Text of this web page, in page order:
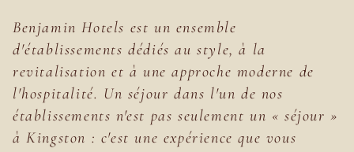
Benjamin Hotels est un ensemble
d'établissements dédiés au style, à la
revitalisation et à une approche moderne de
l'hospitalité. Un séjour dans l'un de nos
établissements n'est pas seulement un « séjour »
à Kingston : c'est une expérience que vous